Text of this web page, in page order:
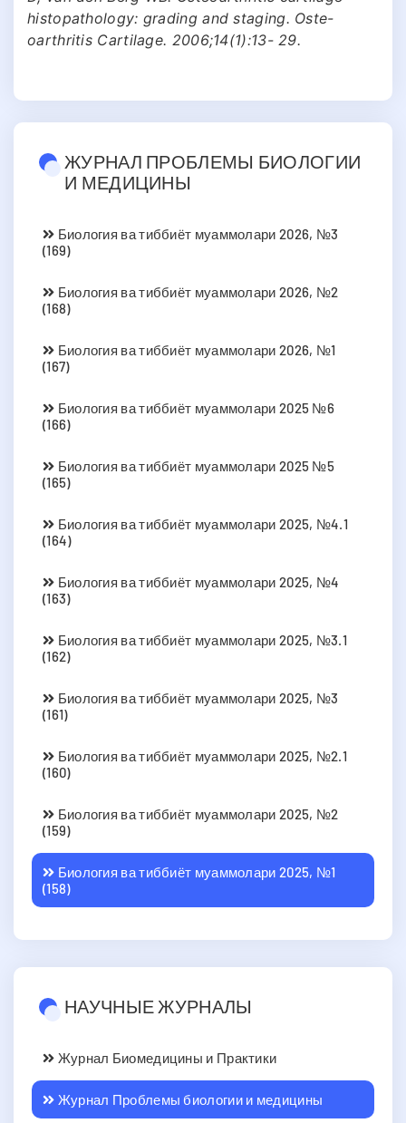
histopathology: grading and staging. Oste-
oarthritis Cartilage. 2006;14(1):13- 29.
ЖУРНАЛ ПРОБЛЕМЫ БИОЛОГИИ
И МЕДИЦИНЫ
Биология ва тиббиёт муаммолари 2026, №3
(169)
Биология ва тиббиёт муаммолари 2026, №2
(168)
Биология ва тиббиёт муаммолари 2026, №1
(167)
Биология ва тиббиёт муаммолари 2025 №6
(166)
Биология ва тиббиёт муаммолари 2025 №5
(165)
Биология ва тиббиёт муаммолари 2025, №4.1
(164)
Биология ва тиббиёт муаммолари 2025, №4
(163)
Биология ва тиббиёт муаммолари 2025, №3.1
(162)
Биология ва тиббиёт муаммолари 2025, №3
(161)
Биология ва тиббиёт муаммолари 2025, №2.1
(160)
Биология ва тиббиёт муаммолари 2025, №2
(159)
Биология ва тиббиёт муаммолари 2025, №1
(158)
НАУЧНЫЕ ЖУРНАЛЫ
Журнал Биомедицины и Практики
Журнал Проблемы биологии и медицины